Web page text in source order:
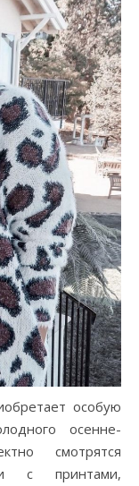
особую
осенне-
смотрятся
с принтами,